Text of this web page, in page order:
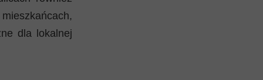
dla lokalnej